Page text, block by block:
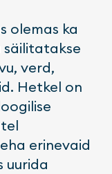
olemas ka
säilitatakse
verd,
Hetkel on
erinevaid
uurida